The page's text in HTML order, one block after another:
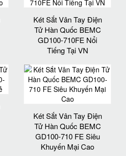
Két Sắt Vân Tay Điện
Tử Hàn Quốc BEMC
GD100-710FE Nổi
Tiếng Tại VN
Két Sắt Vân Tay Điện
Tử Hàn Quốc BEMC
GD100-710 FE Siêu
Khuyến Mại Cao